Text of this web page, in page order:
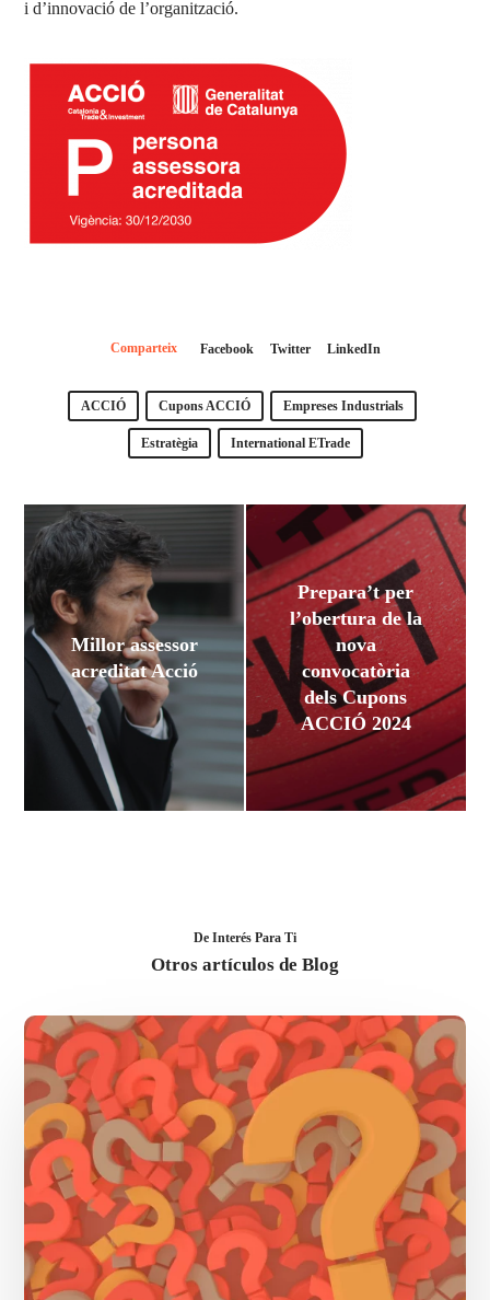
i d’innovació de l’organització.
Comparteix Facebook Twitter LinkedIn
ACCIÓ Cupons ACCIÓ Empreses Industrials
Estratègia International ETrade
Millor assessor
acreditat Acció
Prepara’t per
l’obertura de la
nova
convocatòria
dels Cupons
ACCIÓ 2024
De Interés Para Ti
Otros artículos de Blog
FAQ’s
Cupons
ACCIÓ
d’Estratègia
d’Exportació